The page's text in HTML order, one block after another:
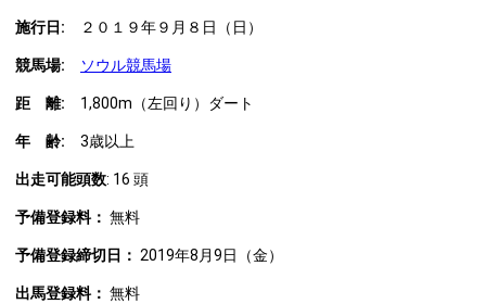
施行日: ２０１９年９月８日（日）
競馬場: ソウル競馬場
距 離: 1,800m（左回り）ダート
年 齢: 3歳以上
出走可能頭数: 16 頭
予備登録料： 無料
予備登録締切日： 2019年8月9日（金）
出馬登録料： 無料